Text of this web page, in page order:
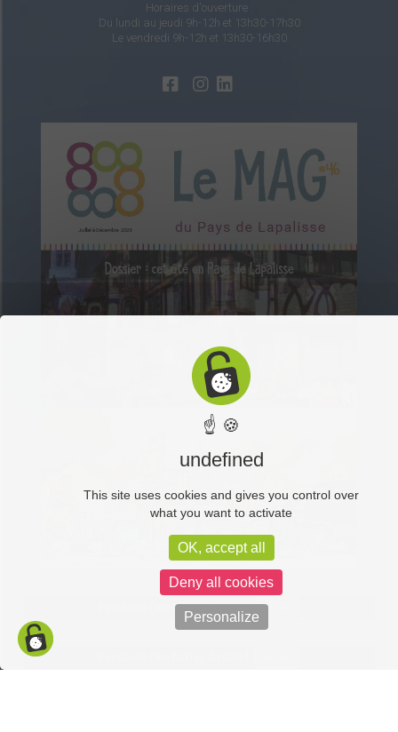
Horaires d'ouverture :
Du lundi au jeudi 9h-12h et 13h30-17h30
Le vendredi 9h-12h et 13h30-16h30
Facebook (like box) is disabled. Allow
☝ 🍪
undefined
This site uses cookies and gives you control over
what you want to activate
OK, accept all
Deny all cookies
Personalize